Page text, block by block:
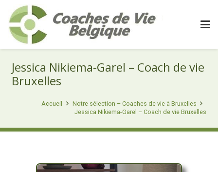
Jessica Nikiema-Garel – Coach de vie
Bruxelles
Accueil
Notre sélection – Coaches de vie à Bruxelles
Jessica Nikiema-Garel – Coach de vie Bruxelles